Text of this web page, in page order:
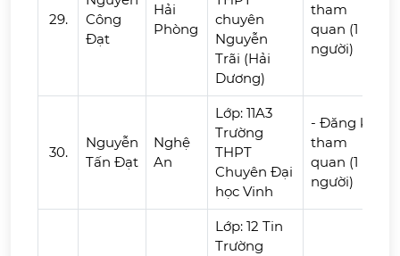
29.
Công
Đạt
Hải
Phòng
chuyên
Nguyễn
Trãi (Hải
Dương)
tham
quan (1
người)
30.
Nguyễn
Tấn Đạt
Nghệ
An
Lớp: 11A3
Trường
THPT
Chuyên Đại
học Vinh
- Đăng ký
tham
quan (1
người)
Lớp: 12 Tin
Trường